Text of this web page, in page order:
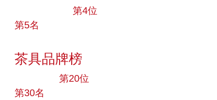
第4位
第5名
茶具品牌榜
第20位
第30名